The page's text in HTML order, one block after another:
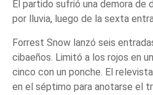
El partido sufrió una demora de
por lluvia, luego de la sexta
Forrest Snow lanzó seis
cibaeños. Limitó a los rojos en
cinco con un ponche. El
en el séptimo para anotarse el